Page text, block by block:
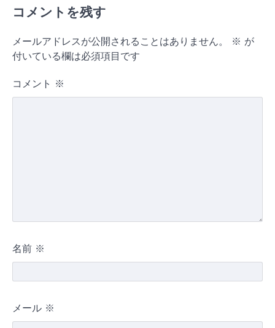
コメントを残す
メールアドレスが公開されることはありません。 ※ が
付いている欄は必須項目です
コメント ※
名前 ※
メール ※